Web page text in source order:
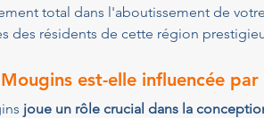
total dans l'aboutissement de
des résidents de cette région
Mougins est-elle influencée
joue un rôle crucial dans la